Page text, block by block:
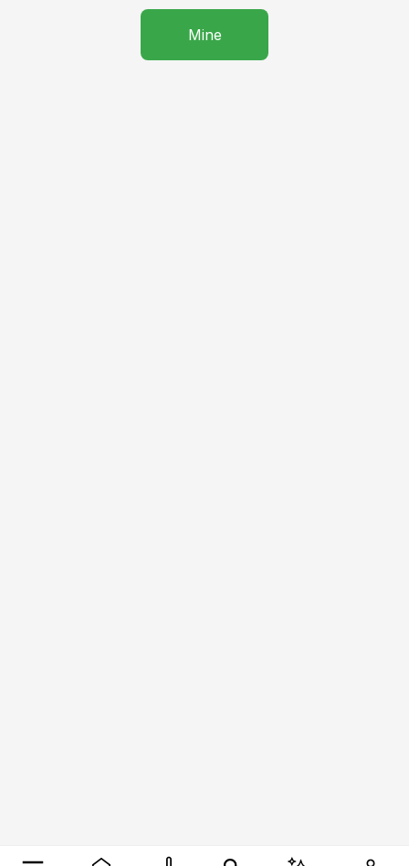
Mine